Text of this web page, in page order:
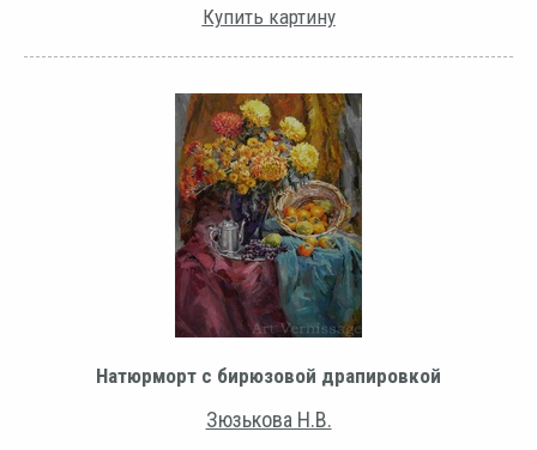
Купить картину
Натюрморт с бирюзовой драпировкой
Зюзькова Н.В.